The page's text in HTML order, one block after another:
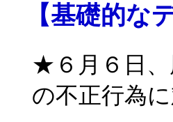
【基礎的な
★６月６日、
の不正行為